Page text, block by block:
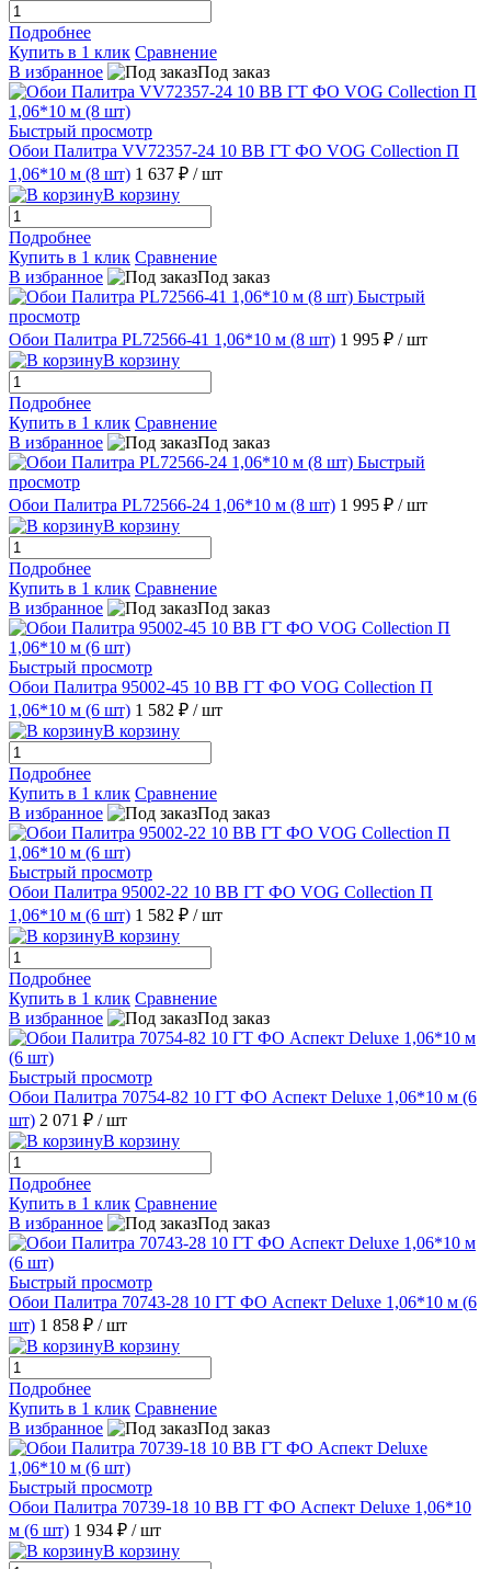
Подробнее
Купить в 1 клик Сравнение
В избранное
Под заказ
Быстрый просмотр
Обои Палитра VV72357-24 10 ВВ ГТ ФО VOG Collection П
1,06*10 м (8 шт) 1 637 ₽ / шт
В корзину
Подробнее
Купить в 1 клик Сравнение
В избранное
Под заказ
Быстрый
просмотр
Обои Палитра PL72566-41 1,06*10 м (8 шт) 1 995 ₽ / шт
В корзину
Подробнее
Купить в 1 клик Сравнение
В избранное
Под заказ
Быстрый
просмотр
Обои Палитра PL72566-24 1,06*10 м (8 шт) 1 995 ₽ / шт
В корзину
Подробнее
Купить в 1 клик Сравнение
В избранное
Под заказ
Быстрый просмотр
Обои Палитра 95002-45 10 ВВ ГТ ФО VOG Collection П
1,06*10 м (6 шт) 1 582 ₽ / шт
В корзину
Подробнее
Купить в 1 клик Сравнение
В избранное
Под заказ
Быстрый просмотр
Обои Палитра 95002-22 10 ВВ ГТ ФО VOG Collection П
1,06*10 м (6 шт) 1 582 ₽ / шт
В корзину
Подробнее
Купить в 1 клик Сравнение
В избранное
Под заказ
Быстрый просмотр
Обои Палитра 70754-82 10 ГТ ФО Аспект Deluxe 1,06*10 м (6
шт) 2 071 ₽ / шт
В корзину
Подробнее
Купить в 1 клик Сравнение
В избранное
Под заказ
Быстрый просмотр
Обои Палитра 70743-28 10 ГТ ФО Аспект Deluxe 1,06*10 м (6
шт) 1 858 ₽ / шт
В корзину
Подробнее
Купить в 1 клик Сравнение
В избранное
Под заказ
Быстрый просмотр
Обои Палитра 70739-18 10 ВВ ГТ ФО Аспект Deluxe 1,06*10
м (6 шт) 1 934 ₽ / шт
В корзину